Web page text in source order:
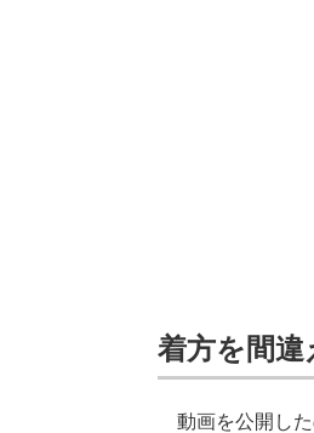
着方を間
動画を公開した